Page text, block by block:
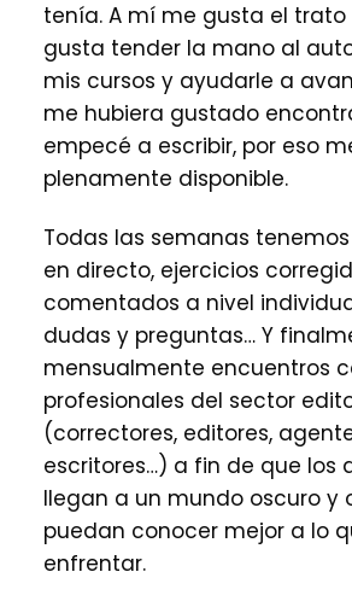
tenía. A mí me gusta el trato
gusta tender la mano al
mis cursos y ayudarle a
me hubiera gustado
empecé a escribir, por eso
plenamente disponible.
Todas las semanas
en directo, ejercicios
comentados a nivel
dudas y preguntas… Y
mensualmente encuentros
profesionales del sector
(correctores, editores,
escritores…) a fin de que los
llegan a un mundo oscuro y
puedan conocer mejor a lo
enfrentar.